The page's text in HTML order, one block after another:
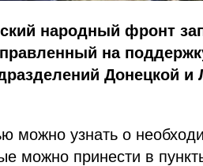
народный фронт
на
Донецкой и
можно узнать о
можно принести в